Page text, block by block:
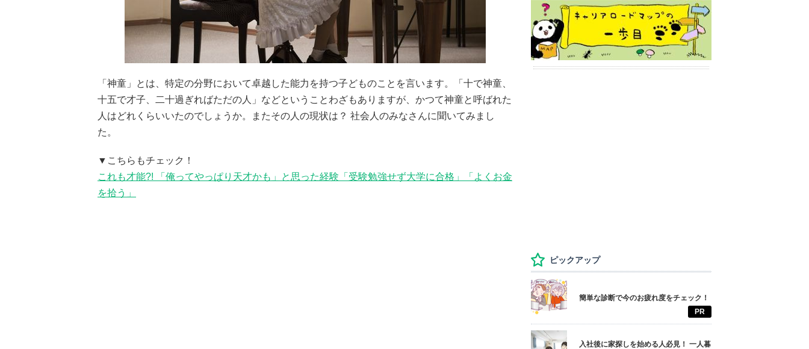
「神童」とは、特定の分野において卓越した能力を持つ子どものことを言います。「十で神童、
十五で才子、二十過ぎればただの人」などということわざもありますが、かつて神童と呼ばれた
人はどれくらいいたのでしょうか。またその人の現状は？ 社会人のみなさんに聞いてみまし
た。
▼こちらもチェック！
これも才能?! 「俺ってやっぱり天才かも」と思った経験「受験勉強せず大学に合格」「よくお金
を拾う」
ピックアップ
簡単な診断で今のお疲れ度をチェック！
PR
入社後に家探しを始める人必見！ 一人暮